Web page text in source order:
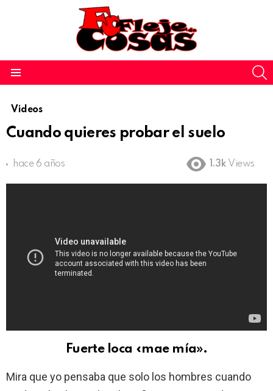
Videos
Cuando quieres probar el suelo
hace 6 años 1.3k Views
Fuerte loca «mae mía».
Mira que yo pensaba que solo los hombres cuando